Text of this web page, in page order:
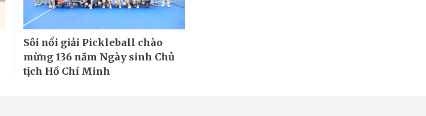
Sôi nổi giải Pickleball chào
mừng 136 năm Ngày sinh Chủ
tịch Hồ Chí Minh